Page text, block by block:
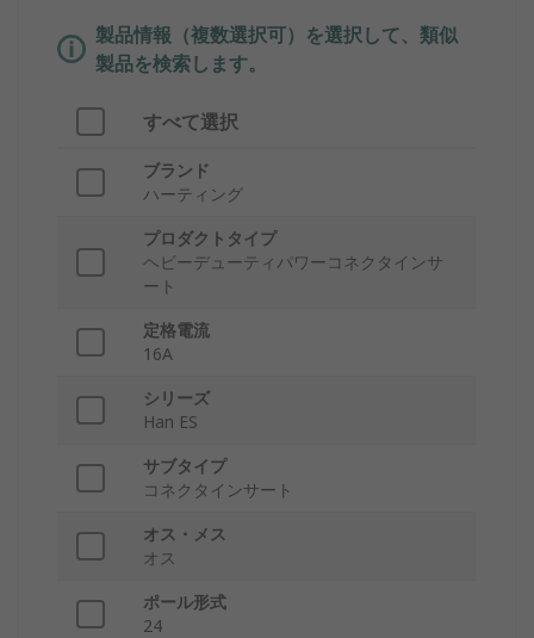
製品情報（複数選択可）を選択して、類似
製品を検索します。
すべて選択
ブランド
ハーティング
プロダクトタイプ
ヘビーデューティパワーコネクタインサ
ート
定格電流
16A
シリーズ
Han ES
サブタイプ
コネクタインサート
オス・メス
オス
ポール形式
24